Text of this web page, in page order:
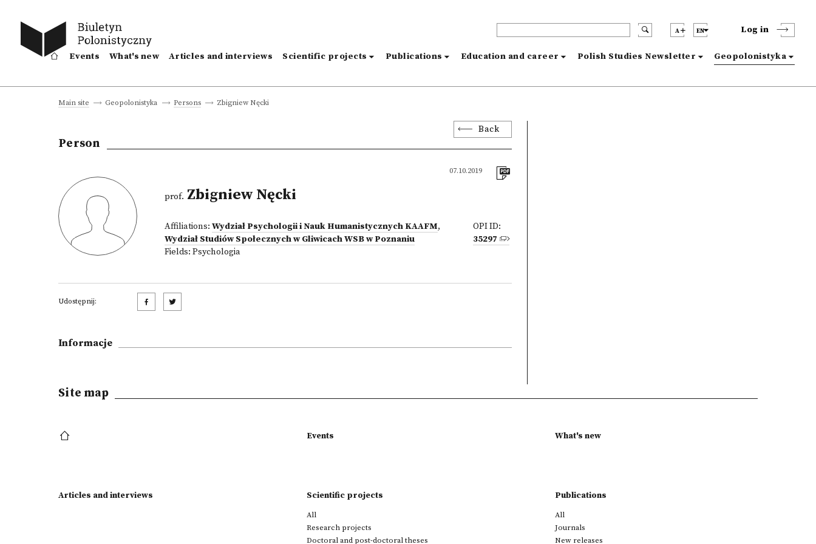
A EN Log in
Events What's new Articles and interviews Scientific projects Publications Education and career Polish Studies Newsletter Geopolonistyka
Main site Geopolonistyka Persons Zbigniew Nęcki
Back
Person
07.10.2019
prof. Zbigniew Nęcki
Affiliations: Wydział Psychologii i Nauk Humanistycznych KAAFM,
Wydział Studiów Społecznych w Gliwicach WSB w Poznaniu
Fields: Psychologia
OPI ID:
35297
Udostępnij:
Informacje
Site map
Events What's new
Articles and interviews Scientific projects
All
Research projects
Doctoral and post-doctoral theses
Publications
All
Journals
New releases